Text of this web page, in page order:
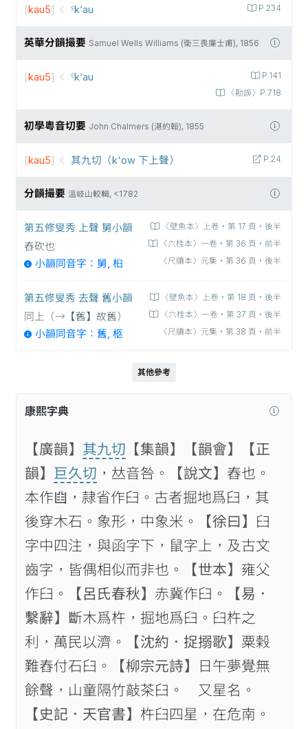
P.234
[kau5] ꜃k‘au
英華分韻撮要 Samuel Wells Williams (衛三畏廉士甫), 1856
P.141
〈勘誤〉P.718
[kau5] ꜃k‘au
初學粵音切要 John Chalmers (湛約翰), 1855
P.24
[kau5] 其九切（k'ow 下上聲）
分韻撮要 溫岐山較輯, <1782
〈壁魚本〉上卷‧第 17 頁‧後半
〈六桂本〉一卷‧第 36 頁‧前半
〈尺牘本〉元集‧第 36 頁‧後半
第五修叟秀 上聲 舅小韻
舂砍也
小韻同音字：舅, 桕
〈壁魚本〉上卷‧第 18 頁‧後半
〈六桂本〉一卷‧第 37 頁‧後半
〈尺牘本〉元集‧第 38 頁‧前半
第五修叟秀 去聲 舊小韻
同上（→【舊】故舊）
小韻同音字：舊, 柩
其他參考
康熙字典
【廣韻】 其九切 【集韻】 【韻會】
【正
韻】 巨久切 ，𠀤音咎。 【說文】 舂也。
本作𠚒，隷省作臼。古者掘地爲臼，其
後穿木石。象形，中象米。
【徐曰】 臼
字中四注，與函字下，鼠字上，及古文
齒字，皆偶相似而非也。
【世本】 雍父
作臼。
【呂氏春秋】 赤冀作臼。
【易．
繫辭】 斷木爲杵，掘地爲臼。臼杵之
利，萬民以濟。
【沈約．捉搦歌】 粟榖
難舂付石臼。
【柳宗元詩】
日午夢覺無
餘聲，山童隔竹敲茶臼。 又星名。
【史記．天官書】 杵臼四星，在危南。